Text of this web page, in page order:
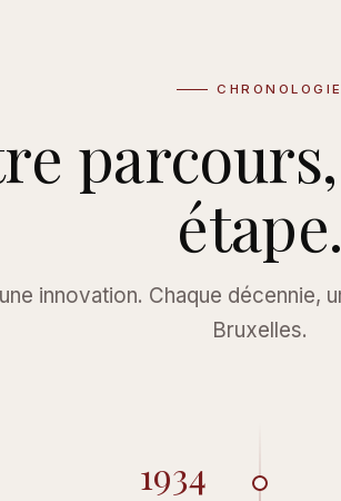
CHRONOLOGIE
étape.
innovation. Chaque décennie,
Bruxelles.
1934